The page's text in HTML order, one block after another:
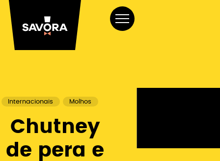
Internacionais Molhos
Chutney
de pera e